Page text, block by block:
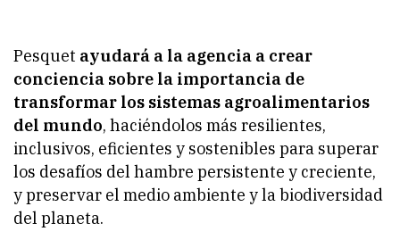
Pesquet ayudará a la agencia a crear
conciencia sobre la importancia de
transformar los sistemas agroalimentarios
del mundo, haciéndolos más resilientes,
inclusivos, eficientes y sostenibles para superar
los desafíos del hambre persistente y creciente,
y preservar el medio ambiente y la biodiversidad
del planeta.